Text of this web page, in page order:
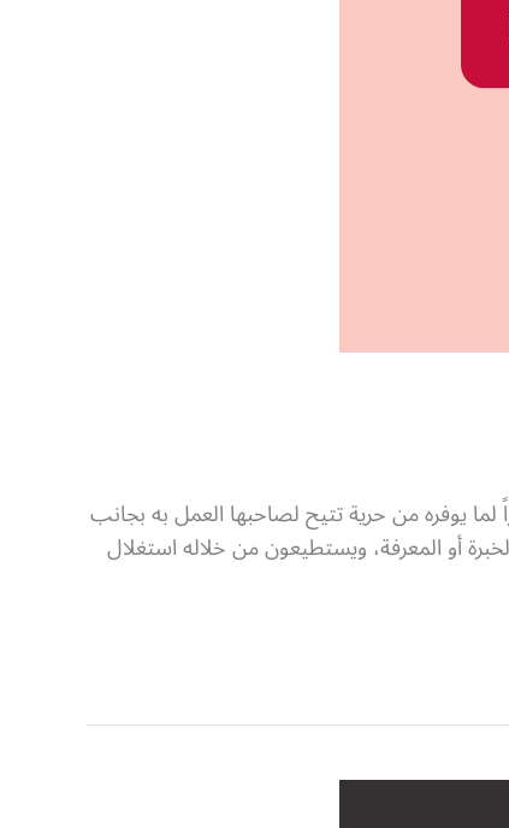
لما يوفره من حرية تتيح لصاحبها العمل به بجانب
أو المعرفة، ويستطيعون من خلاله استغلال